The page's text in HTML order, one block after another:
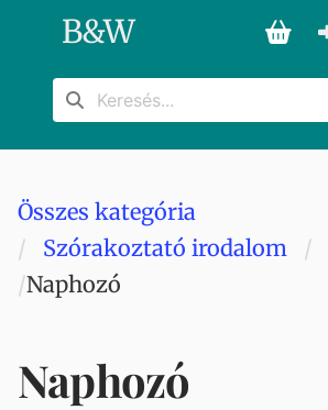
B&W
Összes kategória
Szórakoztató irodalom
Naphozó
Naphozó